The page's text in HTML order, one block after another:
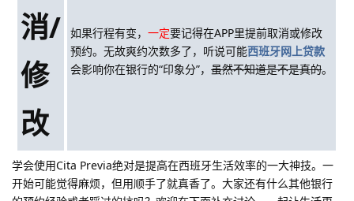
消/
修
改
如果行程有变，一定要记得在APP里提前取消或修改
预约。无故爽约次数多了，听说可能西班牙网上贷款
会影响你在银行的“印象分”，虽然不知道是不是真的。
学会使用Cita Previa绝对是提高在西班牙生活效率的一大神技。一
开始可能觉得麻烦，但用顺手了就真香了。大家还有什么其他银行